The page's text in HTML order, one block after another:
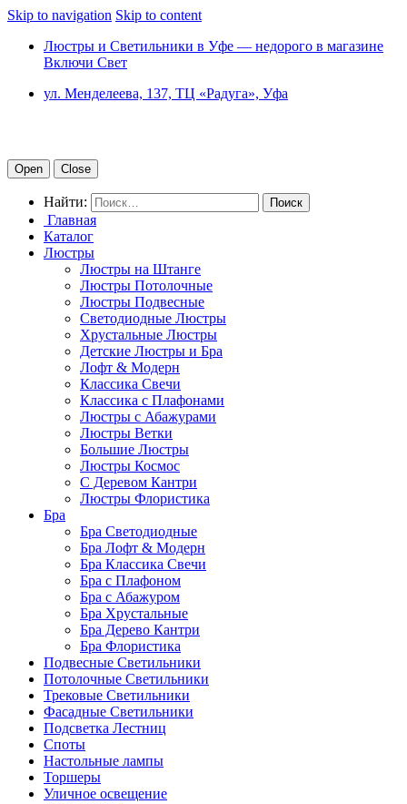
Skip to navigation Skip to content
Люстры и Светильники в Уфе — недорого в магазине
Включи Свет
ул. Менделеева, 137, ТЦ «Радуга», Уфа
Open Close
Найти:
Главная
Каталог
Люстры
Люстры на Штанге
Люстры Потолочные
Люстры Подвесные
Светодиодные Люстры
Хрустальные Люстры
Детские Люстры и Бра
Лофт & Модерн
Классика Свечи
Классика с Плафонами
Люстры с Абажурами
Люстры Ветки
Большие Люстры
Люстры Космос
С Деревом Кантри
Люстры Флористика
Бра
Бра Светодиодные
Бра Лофт & Модерн
Бра Классика Свечи
Бра с Плафоном
Бра с Абажуром
Бра Хрустальные
Бра Дерево Кантри
Бра Флористика
Подвесные Светильники
Потолочные Светильники
Трековые Светильники
Фасадные Светильники
Подсветка Лестниц
Споты
Настольные лампы
Торшеры
Уличное освещение